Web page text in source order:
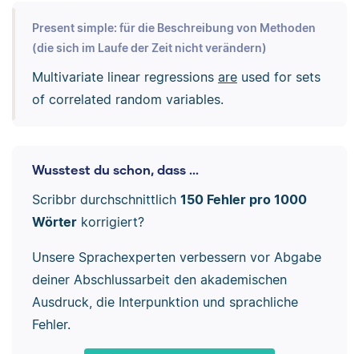
Present simple: für die Beschreibung von Methoden
(die sich im Laufe der Zeit nicht verändern)
Multivariate linear regressions areused for sets
of correlated random variables.
Wusstest du schon, dass ...
Scribbr durchschnittlich 150 Fehler pro 1000
Wörterkorrigiert?
Unsere Sprachexperten verbessern vor Abgabe
deiner Abschlussarbeit den akademischen
Ausdruck, die Interpunktion und sprachliche
Fehler.